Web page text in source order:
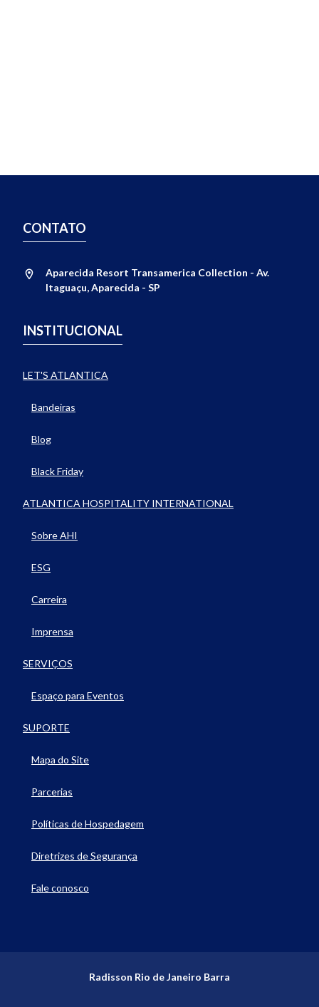
CONTATO
Aparecida Resort Transamerica Collection - Av.
Itaguaçu, Aparecida - SP
INSTITUCIONAL
LET'S ATLANTICA
Bandeiras
Blog
Black Friday
ATLANTICA HOSPITALITY INTERNATIONAL
Sobre AHI
ESG
Carreira
Imprensa
SERVIÇOS
Espaço para Eventos
SUPORTE
Mapa do Site
Parcerias
Políticas de Hospedagem
Diretrizes de Segurança
Fale conosco
Radisson Rio de Janeiro Barra